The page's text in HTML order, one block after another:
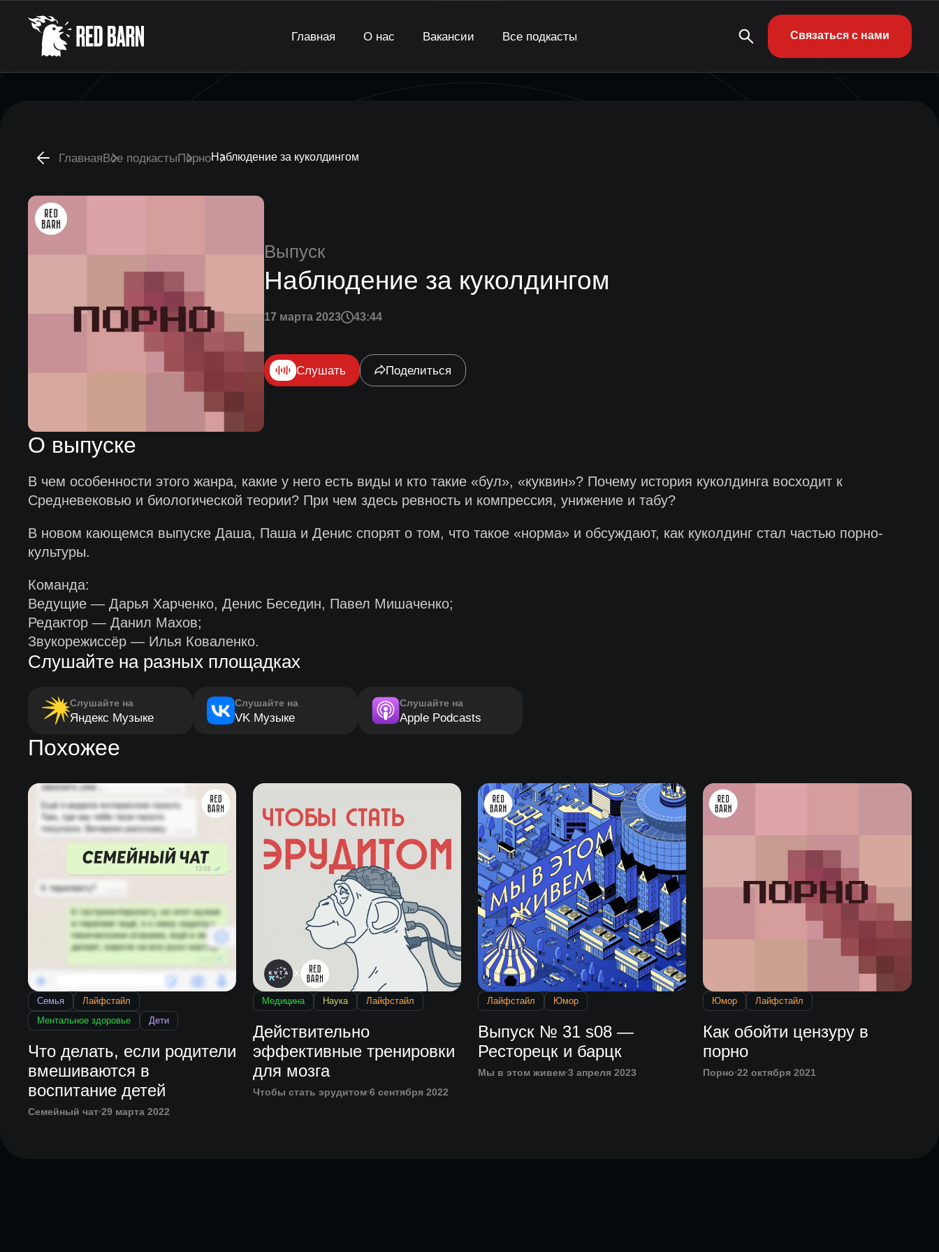
Главная О нас Вакансии Все подкасты Связаться с нами
ГлавнаяВсе подкастыПорноНаблюдение за куколдингом
Выпуск
Наблюдение за куколдингом
17 марта 2023 43:44
Слушать Поделиться
О выпуске
В чем особенности этого жанра, какие у него есть виды и кто такие «бул», «куквин»? Почему история куколдинга восходит к
Средневековью и биологической теории? При чем здесь ревность и компрессия, унижение и табу?
В новом кающемся выпуске Даша, Паша и Денис спорят о том, что такое «норма» и обсуждают, как куколдинг стал частью порно-
культуры.
Команда:
Ведущие — Дарья Харченко, Денис Беседин, Павел Мишаченко;
Редактор — Данил Махов;
Звукорежиссёр — Илья Коваленко.
Слушайте на разных площадках
Слушайте на
Яндекс Музыке
Слушайте на
VK Музыке
Слушайте на
Apple Podcasts
Похожее
Семья
Лайфстайл
Ментальное здоровье
Дети
Что делать, если родители
вмешиваются в
воспитание детей
Семейный чат 29 марта 2022
Медицина Наука Лайфстайл
Действительно
эффективные тренировки
для мозга
Чтобы стать эрудитом 6 сентября 2022
Лайфстайл Юмор
Выпуск № 31 s08 —
Ресторецк и барцк
Мы в этом живем 3 апреля 2023
Юмор Лайфстайл
Как обойти цензуру в
порно
Порно 22 октября 2021